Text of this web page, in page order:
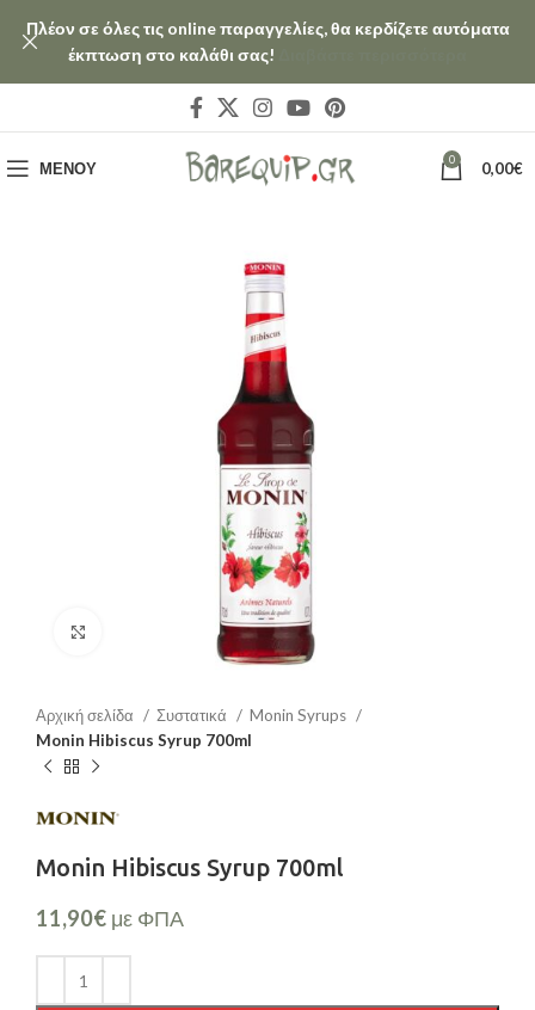
ΜΕΝΟΎ 0 0,00€
Αρχική σελίδα Συστατικά
Monin Syrups
Monin Hibiscus Syrup 700ml
Monin Hibiscus Syrup 700ml
11,90€ με ΦΠΑ
Πλέον σε όλες τις online παραγγελίες, θα κερδίζετε αυτόματα
έκπτωση στο καλάθι σας!